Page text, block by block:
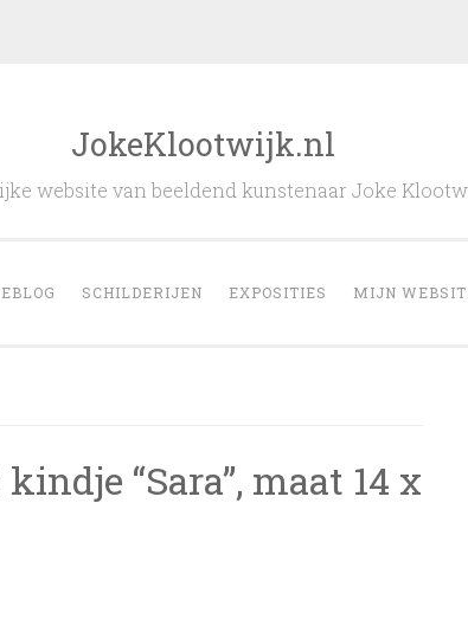
JokeKlootwijk.nl
website van beeldend kunstenaar Joke
SCHILDERIJEN EXPOSITIES MIJN
“Sara”, maat 14 x